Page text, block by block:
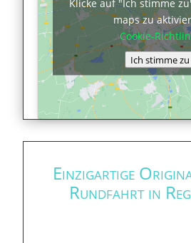
Klicke auf "Ich stimme
maps zu
Cookie-
Ich stimme zu
Einzigartige
Rundfahrt in